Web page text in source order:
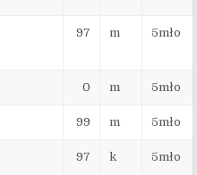
97 m 5mło
0 m 5mło
99 m 5mło
97 k 5mło